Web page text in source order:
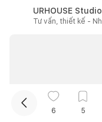
URHOUSE Studio
Tư vấn, thiết kế -
6 5